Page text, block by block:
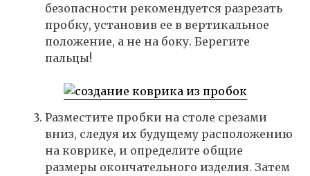
безопасности рекомендуется разрезать
пробку, установив ее в вертикальное
положение, а не на боку. Берегите
пальцы!
Разместите пробки на столе срезами
вниз, следуя их будущему расположению
на коврике, и определите общие
размеры окончательного изделия. Затем